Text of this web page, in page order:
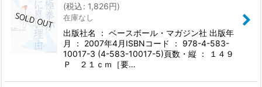
(税込: 1,826円)
在庫なし
出版社名 ： ベースボール・マガジン社 出版年
月 ： 2007年4月ISBNコード ： 978-4-583-
10017-3 (4-583-10017-5)頁数・縦 ： １４９
Ｐ ２１ｃｍ［要…